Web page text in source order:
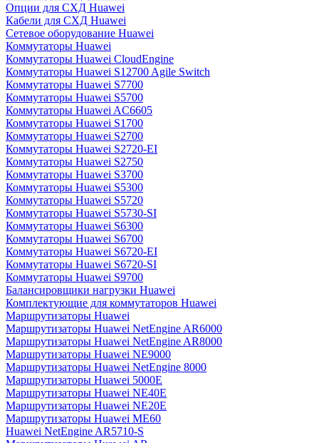
Опции для СХД Huawei
Кабели для СХД Huawei
Сетевое оборудование Huawei
Коммутаторы Huawei
Коммутаторы Huawei CloudEngine
Коммутаторы Huawei S12700 Agile Switch
Коммутаторы Huawei S7700
Коммутаторы Huawei S5700
Коммутаторы Huawei AC6605
Коммутаторы Huawei S1700
Коммутаторы Huawei S2700
Коммутаторы Huawei S2720-EI
Коммутаторы Huawei S2750
Коммутаторы Huawei S3700
Коммутаторы Huawei S5300
Коммутаторы Huawei S5720
Коммутаторы Huawei S5730-SI
Коммутаторы Huawei S6300
Коммутаторы Huawei S6700
Коммутаторы Huawei S6720-EI
Коммутаторы Huawei S6720-SI
Коммутаторы Huawei S9700
Балансировщики нагрузки Huawei
Комплектующие для коммутаторов Huawei
Маршрутизаторы Huawei
Маршрутизаторы Huawei NetEngine AR6000
Маршрутизаторы Huawei NetEngine AR8000
Маршрутизаторы Huawei NE9000
Маршрутизаторы Huawei NetEngine 8000
Маршрутизаторы Huawei 5000E
Маршрутизаторы Huawei NE40E
Маршрутизаторы Huawei NE20E
Маршрутизаторы Huawei ME60
Huawei NetEngine AR5710-S